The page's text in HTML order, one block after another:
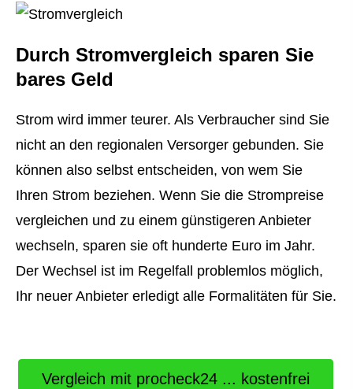
Durch Stromvergleich sparen Sie
bares Geld
Strom wird immer teurer. Als Verbraucher sind Sie
nicht an den regionalen Versorger gebunden. Sie
können also selbst entscheiden, von wem Sie
Ihren Strom beziehen. Wenn Sie die Strompreise
ver­gleichen und zu einem günstigeren Anbieter
wechseln, sparen sie oft hunderte Euro im Jahr.
Der Wechsel ist im Regelfall problemlos möglich,
Ihr neuer Anbieter erledigt alle Formalitäten für Sie.
Vergleich mit procheck24 ... kostenfrei